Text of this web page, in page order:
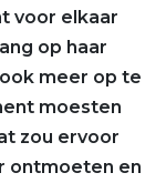
voor elkaar
op haar
meer op te
moesten
zou ervoor
ontmoeten en